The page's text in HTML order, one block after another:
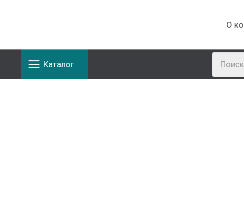
О
Каталог